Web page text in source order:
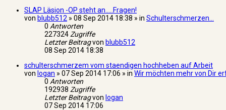
SLAP Läsion -OP steht an.....Fragen!
von blubb512 » 08 Sep 2014 18:38 » in Schulterschmerzen...
0 Antworten
227324Zugriffe
Letzter Beitragvon blubb512
08 Sep 2014 18:38
schulterschmerzem vom staendigen hochheben auf Arbeit
von logan » 07 Sep 2014 17:06 » in Wir möchten mehr von Dir
0 Antworten
192938 Zugriffe
Letzter Beitragvon logan
07 Sep 2014 17:06